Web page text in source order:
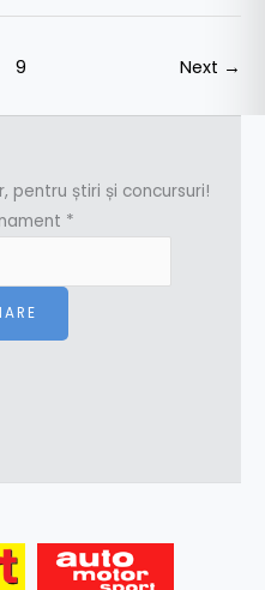
9 Next →
știri și concursuri!
*